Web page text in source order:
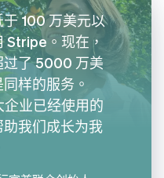
100 万美元以
Stripe。现在，
过了 5000 万美
样的服务。
业已经使用的
我们成长为我